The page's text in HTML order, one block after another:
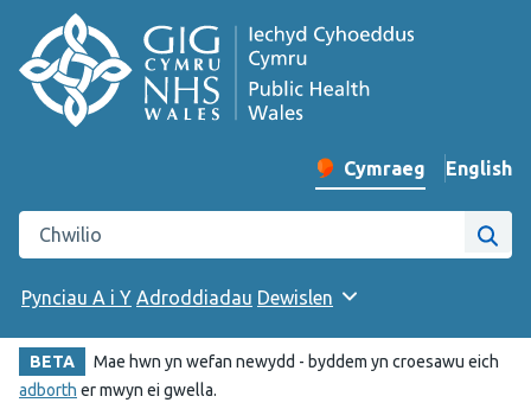
Newid iaith y wefan
Cymraeg English
–
Chwilio gwefan Iechyd Cyhoeddus Cymru
Pynciau A i Y Adroddiadau Dewislen
BETA
Mae hwn yn wefan newydd - byddem yn croesawu eich
adborth er mwyn ei gwella.